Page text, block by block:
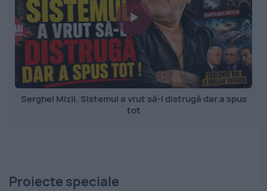
Serghei Mizil. Sistemul a vrut să-l distrugă dar a spus
tot
Proiecte speciale